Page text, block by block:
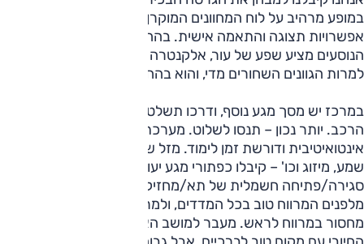
במופע מרהיב על לוח המחוונים המוקרן, שמציע לנהג שפע
אפשרויות תצוגה והתאמה אישית. בהחלט שימושי ונוח. תא
הנוסעים מציע שפע של עור, אלקנטרה וקרבון שנראים מצויין,
למרות הגוונים השחורים מדי, והוא בהחלט מקום שנעים להיות
במרכז יש מסך מגע נוסף, ודרכו תשלטו על המערכת השונות של
הרכב. יותר נכון – תנסו לשלוט. מערכת התפריטים עמוסה מדי,
אינטואיטיבית ודורשת זמן לימוד. מזל שהמערכות החשובות –
שמע, מיזוג וכו' – קיבלו כפתורי מגע יעודיים. גימיק משעשע הוא
סגירה/פתיחה חשמלית של תא/מחזיק הכוסות בין המושבים.
מלפנים המרווח טוב בכל המדדים, ולמרות גג השמש לא נרשם
מחסור במרווח לראש. מעבר למושב האחורי ממשיך את הרושם